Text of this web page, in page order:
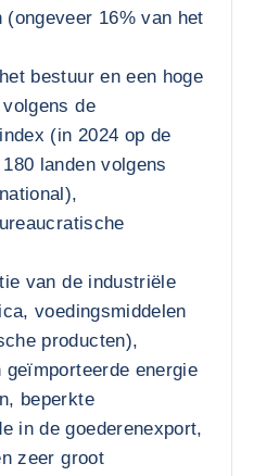
(ongeveer 16% van het
bestuur en een hoge
de
(in 2024 op de
landen volgens
van de industriële
voedingsmiddelen
producten),
energie
beperkte
in de goederenexport,
zeer groot